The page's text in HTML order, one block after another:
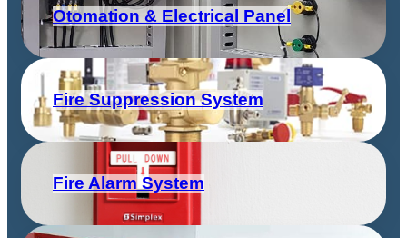
Otomation & Electrical Panel
Fire Suppression System
Fire Alarm System